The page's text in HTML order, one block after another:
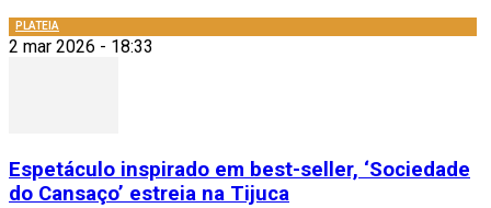
PLATEIA
2 mar 2026 - 18:33
Espetáculo inspirado em best-seller, ‘Sociedade
do Cansaço’ estreia na Tijuca